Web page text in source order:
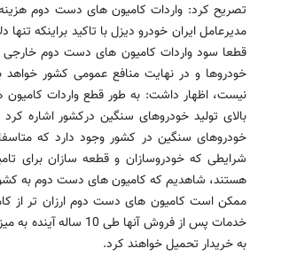
تصریح کرد: واردات کامیون های دست دوم
مدیرعامل ایران خودرو دیزل با تاکید براینکه
قطعا سود واردات کامیون های دست دوم خارجی
خودروها و در نهایت منافع عمومی کشور خواهد
نیست، اظهار داشت: به طور قطع واردات
بالای تولید خودروهای سنگین درکشور اشاره
شرایطی که خودروسازان و قطعه سازان برای
هستند، شاهدیم که کامیون های دست دوم به
ممکن است کامیون های دست دوم ارزان تر از
خدمات پس از فروش
به خریدار تحمیل خواهند کرد.